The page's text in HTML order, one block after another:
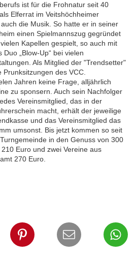
ist für die Frohnatur seit 40
Elferrat im Veitshöchheimer
die Musik. So hatte er in seiner
einen Spielmannszug gegründet
Kapellen gespielt, so auch mit
„Blow-Up“ bei vielen
Als Mitglied der "Trendsetter"
des VCC.
Jahren keine Frage, alljährlich
zu sponsern. Auch sein Nachfolger
Vereinsmitglied, das in der
macht, erhält der jeweilige
und das Vereinsmitglied das
umsonst. Bis jetzt kommen so seit
in den Genuss von 300
Euro und zwei Vereine aus
270 Euro.